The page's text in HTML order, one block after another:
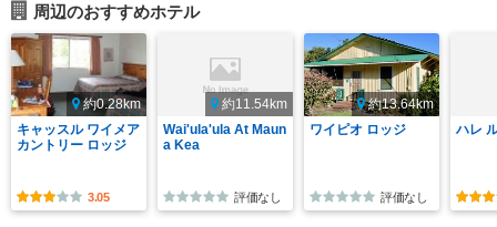
周辺のおすすめホテル
約0.28km
キャッスル ワイメア
カントリー ロッジ
3.05
約11.54km
Wai'ula'ula At Maun
a Kea
評価なし
約13.64km
ワイピオ ロッジ
評価なし
ハレ